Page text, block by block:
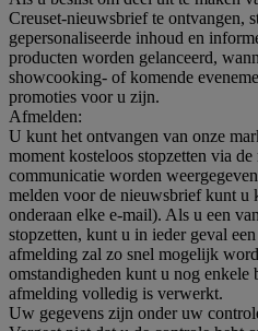
Creuset-nieuwsbrief te ontvangen,
gepersonaliseerde inhoud en
producten worden gelanceerd,
showcooking- of komende
promoties voor u zijn.
Afmelden:
U kunt het ontvangen van onze
moment kosteloos stopzetten via
communicatie worden
melden voor de nieuwsbrief kunt
onderaan elke e-mail). Als u een
stopzetten, kunt u in ieder geval
afmelding zal zo snel mogelijk
omstandigheden kunt u nog enkele
afmelding volledig is verwerkt.
Uw gegevens zijn onder uw